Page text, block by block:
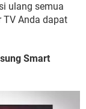
ulang semua
TV Anda dapat
Smart